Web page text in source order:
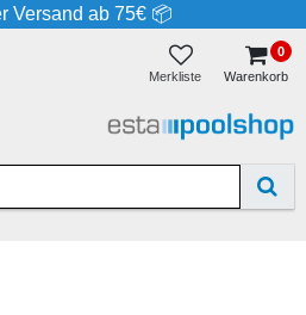
Versand ab 75€ 📦
Merkliste
0
Warenkorb